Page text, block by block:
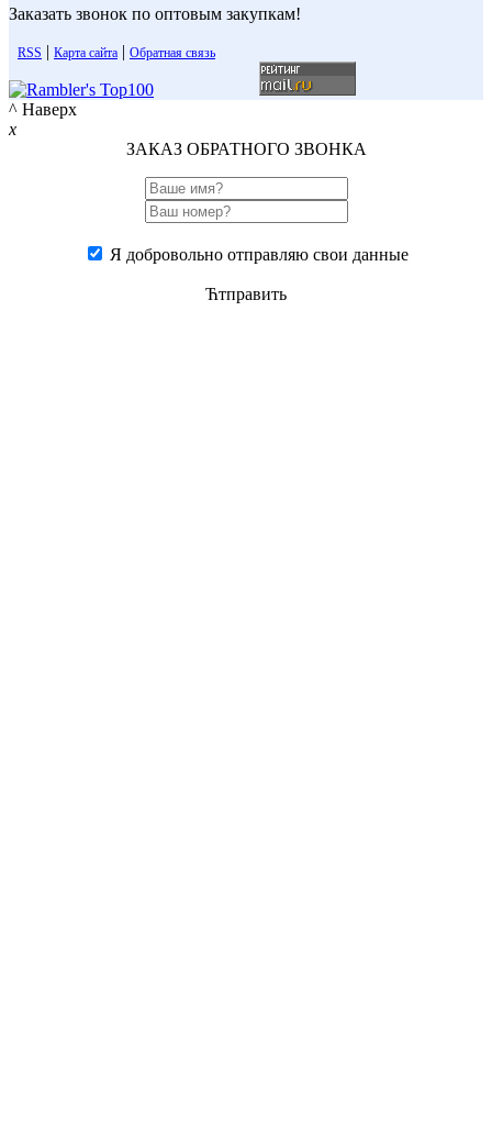
Заказать звонок по оптовым закупкам!
RSS | Карта сайта | Обратная связь
^ Наверх
x
ЗАКАЗ ОБРАТНОГО ЗВОНКА
Я добровольно отправляю свои данные
Ћтправить